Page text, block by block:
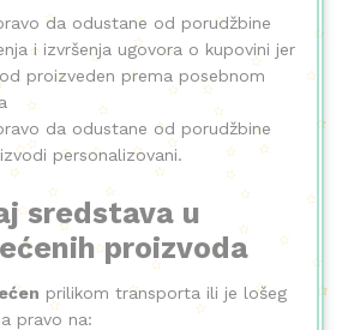
da odustane od porudžbine
i izvršenja ugovora o kupovini jer
proizveden prema posebnom
da odustane od porudžbine
personalizovani.
sredstava u
proizvoda
prilikom transporta ili je lošeg
pravo na: